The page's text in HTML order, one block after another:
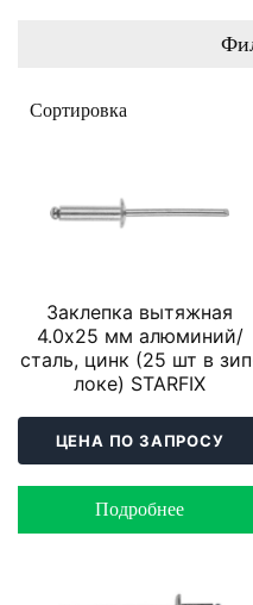
Заклепка вытяжная
4.0х25 мм алюминий/
сталь, цинк (25 шт в
локе) STARFIX
ЦЕНА ПО ЗАПРОСУ
Подробнее